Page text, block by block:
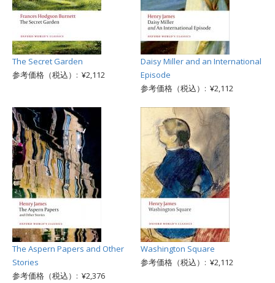
The Secret Garden
参考価格（税込）: ¥2,112
Daisy Miller and an International
Episode
参考価格（税込）: ¥2,112
The Aspern Papers and Other
Stories
参考価格（税込）: ¥2,376
Washington Square
参考価格（税込）: ¥2,112